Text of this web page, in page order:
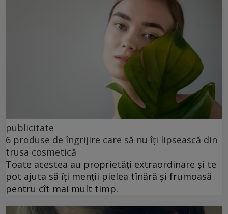
publicitate
6 produse de îngrijire care să nu îți lipsească din
trusa cosmetică
Toate acestea au proprietăți extraordinare și te
pot ajuta să îți menții pielea tînără și frumoasă
pentru cît mai mult timp.